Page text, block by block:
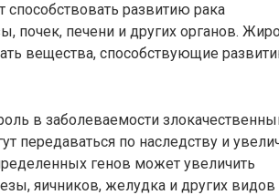
развитию рака
почек, печени и других органов.
вещества, способствующие
в заболеваемости
передаваться по наследству и
генов может увеличить
яичников, желудка и других видов